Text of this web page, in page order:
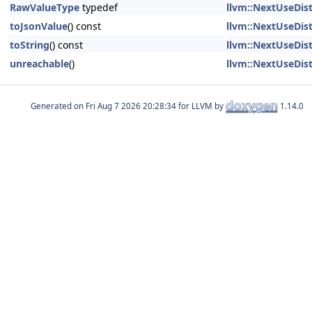
RawValueType typedef
toJsonValue() const
toString() const
unreachable()
Generated on for LLVM by 1.14.0